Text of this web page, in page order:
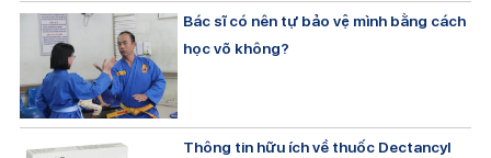
Bác sĩ có nên tự bảo vệ mình bằng cách
học võ không?
Thông tin hữu ích về thuốc Dectancyl